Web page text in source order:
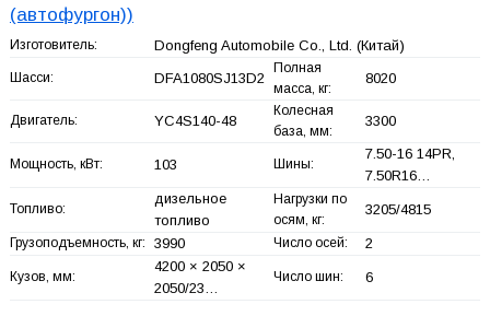
(автофургон))
Изготовитель: Dongfeng Automobile Co., Ltd. (Китай)
Шасси: DFA1080SJ13D2
Полная
масса, кг:
8020
Двигатель: YC4S140-48
Колесная
база, мм:
3300
Мощность, кВт: 103 Шины:
7.50-16 14PR,
7.50R16…
Топливо:
дизельное
топливо
Нагрузки по
осям, кг:
3205/4815
Грузоподъемность, кг: 3990 Число осей: 2
Кузов, мм:
4200 × 2050 ×
2050/23…
Число шин: 6